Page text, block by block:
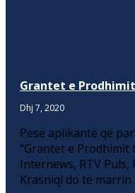
Grantet e
Dhj 7, 2020
Pesë aplikantë që
“Grantet e Prodhimit
Internews, RTV Puls,
Krasniqi do të marrin